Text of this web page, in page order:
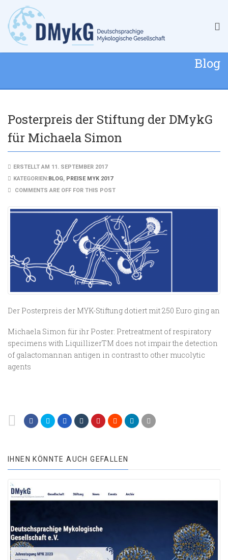
Blog
Posterpreis der Stiftung der DMykG
für Michaela Simon
ERSTELLT AM 11. SEPTEMBER 2017
KATEGORIEN:BLOG, PREISE MYK 2017
COMMENTS ARE OFF FOR THIS POST
Der Posterpreis der MYK-Stiftung dotiert mit 250 Euro ging an
Michaela Simon für ihr Poster: Pretreatment of respiratory
specimens with LiquillizerTM does not impair the detection
of galactomannan antigen in contrast to other mucolytic
agents
IHNEN KÖNNTE AUCH GEFALLEN